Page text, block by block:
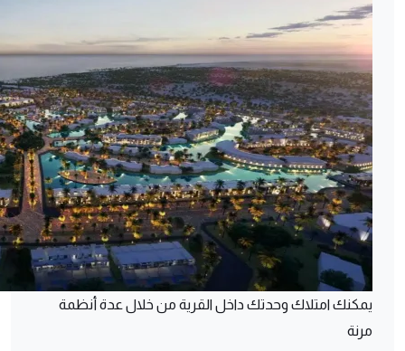
يمكنك امتلاك وحدتك داخل القرية من خلال عدة أنظمة
مرنة